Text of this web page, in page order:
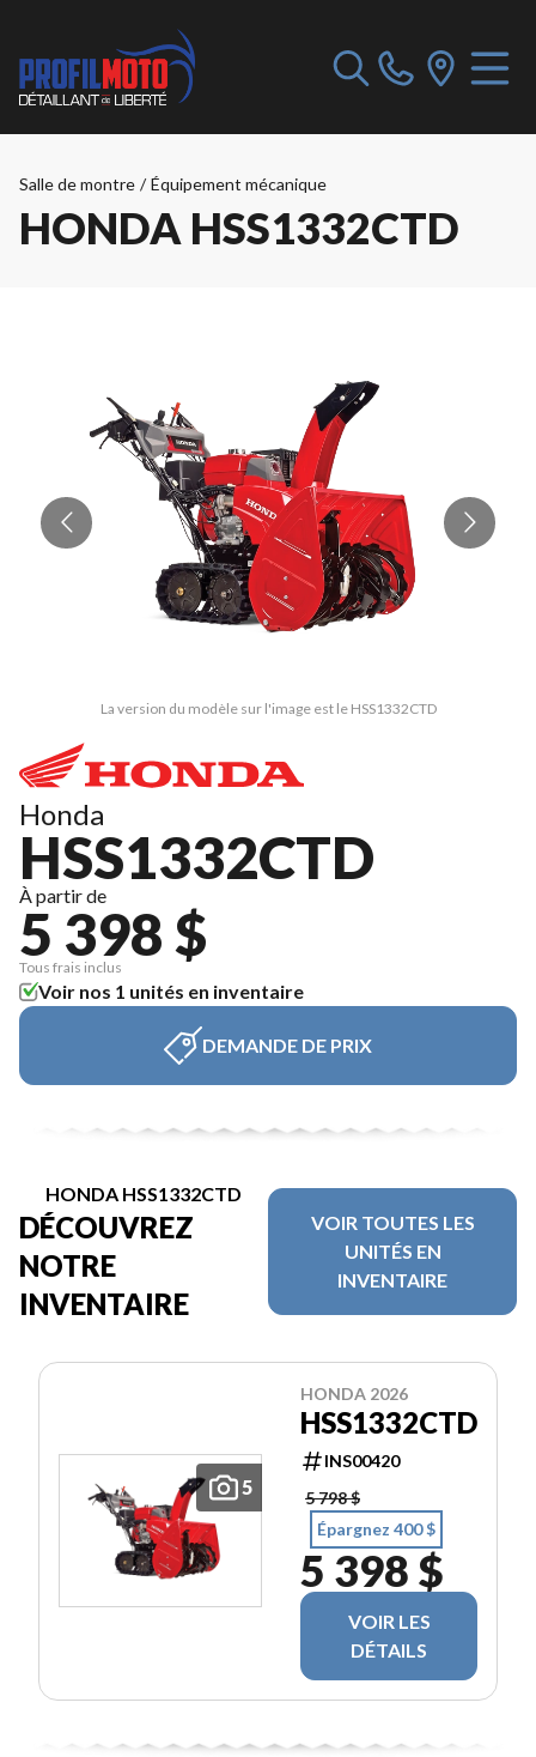
Salle de montre / Équipement mécanique
HONDA HSS1332CTD
La version du modèle sur l'image est le HSS1332CTD
Honda
HSS1332CTD
À partir de
5 398 $
Tous frais inclus
Voir nos 1 unités en inventaire
DEMANDE DE PRIX
HONDA HSS1332CTD
DÉCOUVREZ
NOTRE
INVENTAIRE
VOIR TOUTES LES
UNITÉS EN
INVENTAIRE
5
HONDA 2026
HSS1332CTD
INS00420
5 798 $
Épargnez 400 $
5 398 $
VOIR LES
DÉTAILS